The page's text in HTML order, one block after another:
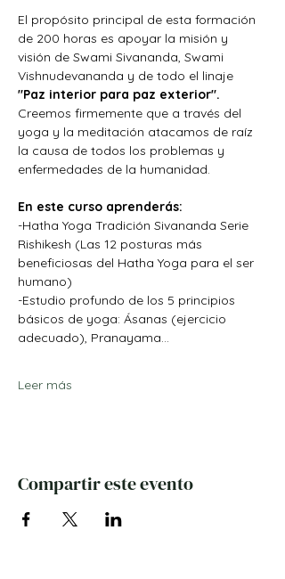
El propósito principal de esta formación
de 200 horas es apoyar la misión y
visión de Swami Sivananda, Swami
Vishnudevananda y de todo el linaje
"Paz interior para paz exterior".
Creemos firmemente que a través del
yoga y la meditación atacamos de raíz
la causa de todos los problemas y
enfermedades de la humanidad.
En este curso aprenderás:
-Hatha Yoga Tradición Sivananda Serie
Rishikesh (Las 12 posturas más
beneficiosas del Hatha Yoga para el ser
humano)
-Estudio profundo de los 5 principios
básicos de yoga: Ásanas (ejercicio
adecuado), Pranayama…
Leer más
Compartir este evento